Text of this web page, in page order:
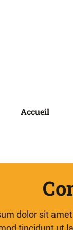
Accueil
dolor sit